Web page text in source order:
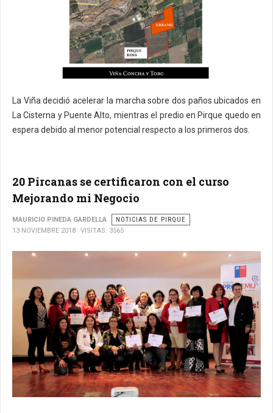
La Viña decidió acelerar la marcha sobre dos paños ubicados en
La Cisterna y Puente Alto, mientras el predio en Pirque quedo en
espera debido al menor potencial respecto a los primeros dos.
20 Pircanas se certificaron con el curso
Mejorando mi Negocio
MAURICIO PINEDA GARDELLA
NOTICIAS DE PIRQUE
13 NOVIEMBRE 2018
VISITAS: 3565